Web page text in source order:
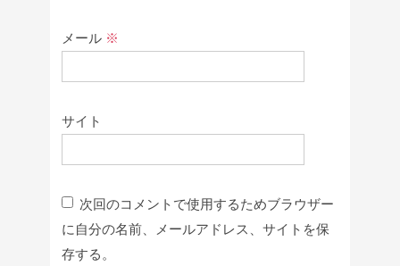
メール ※
サイト
次回のコメントで使用するためブラウザー
に自分の名前、メールアドレス、サイトを保
存する。